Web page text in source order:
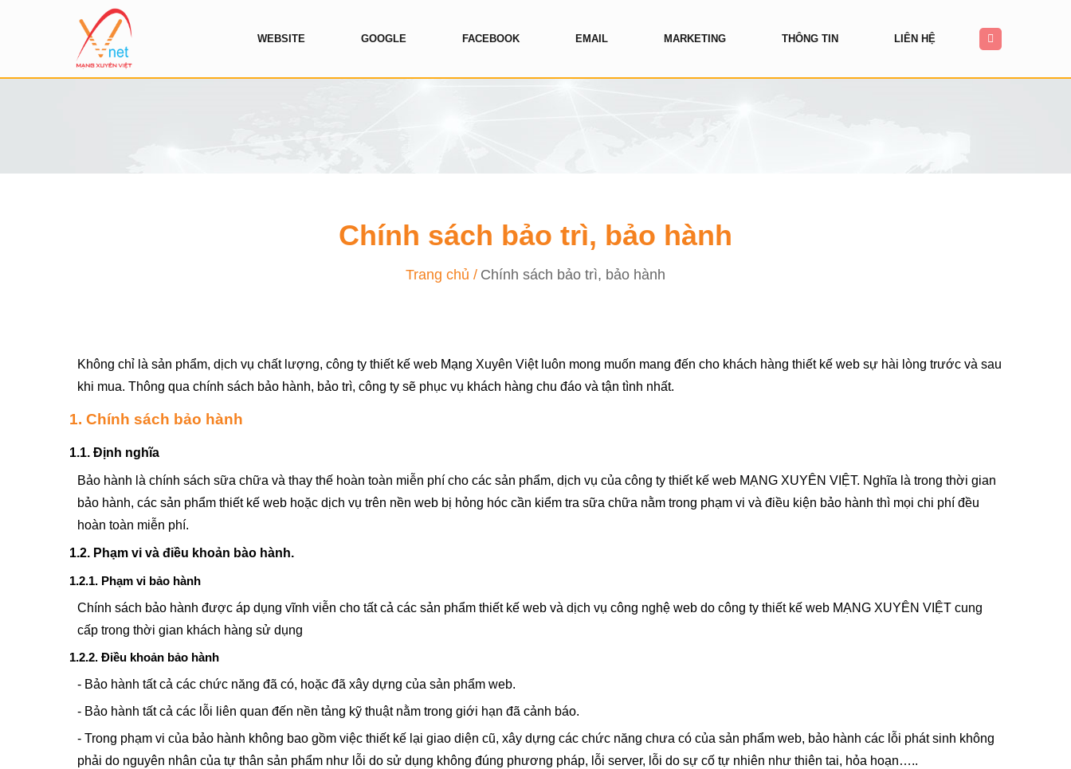
WEBSITE GOOGLE FACEBOOK EMAIL MARKETING THÔNG TIN LIÊN HỆ
Chính sách bảo trì, bảo hành
Trang chủ Chính sách bảo trì, bảo hành
Không chỉ là sản phẩm, dịch vụ chất lượng, công ty thiết kế web Mạng Xuyên Việt luôn mong muốn mang đến cho khách hàng thiết kế web sự hài lòng trước và sau
khi mua. Thông qua chính sách bảo hành, bảo trì, công ty sẽ phục vụ khách hàng chu đáo và tận tình nhất.
1. Chính sách bảo hành
1.1. Định nghĩa
Bảo hành là chính sách sữa chữa và thay thế hoàn toàn miễn phí cho các sản phẩm, dịch vụ của công ty thiết kế web MẠNG XUYÊN VIỆT. Nghĩa là trong thời gian
bảo hành, các sản phẩm thiết kế web hoặc dịch vụ trên nền web bị hỏng hóc cần kiểm tra sữa chữa nằm trong phạm vi và điều kiện bảo hành thì mọi chi phí đều
hoàn toàn miễn phí.
1.2. Phạm vi và điều khoản bào hành.
1.2.1. Phạm vi bảo hành
Chính sách bảo hành được áp dụng vĩnh viễn cho tất cả các sản phẩm thiết kế web và dịch vụ công nghệ web do công ty thiết kế web MẠNG XUYÊN VIỆT cung
cấp trong thời gian khách hàng sử dụng
1.2.2. Điều khoản bảo hành
- Bảo hành tất cả các chức năng đã có, hoặc đã xây dựng của sản phẩm web.
- Bảo hành tất cả các lỗi liên quan đến nền tảng kỹ thuật nằm trong giới hạn đã cảnh báo.
- Trong phạm vi của bảo hành không bao gồm việc thiết kế lại giao diện cũ, xây dựng các chức năng chưa có của sản phẩm web, bảo hành các lỗi phát sinh không
phải do nguyên nhân của tự thân sản phẩm như lỗi do sử dụng không đúng phương pháp, lỗi server, lỗi do sự cố tự nhiên như thiên tai, hỏa hoạn…..